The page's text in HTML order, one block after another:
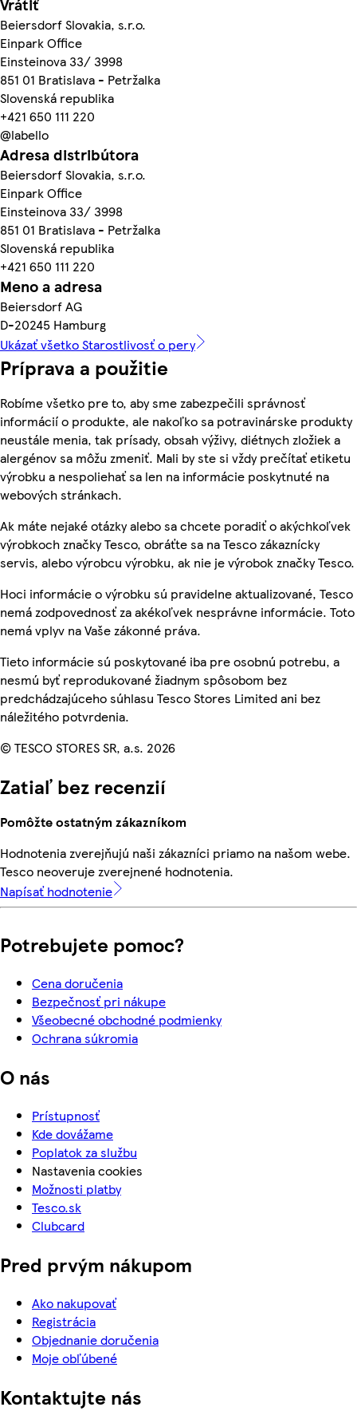
Vrátiť
Beiersdorf Slovakia, s.r.o.
Einpark Office
Einsteinova 33/ 3998
851 01 Bratislava - Petržalka
Slovenská republika
+421 650 111 220
@labello
Adresa distribútora
Beiersdorf Slovakia, s.r.o.
Einpark Office
Einsteinova 33/ 3998
851 01 Bratislava - Petržalka
Slovenská republika
+421 650 111 220
Meno a adresa
Beiersdorf AG
D-20245 Hamburg
Ukázať všetko Starostlivosť o pery
Príprava a použitie
Robíme všetko pre to, aby sme zabezpečili správnosť
informácií o produkte, ale nakoľko sa potravinárske produkty
neustále menia, tak prísady, obsah výživy, diétnych zložiek a
alergénov sa môžu zmeniť. Mali by ste si vždy prečítať etiketu
výrobku a nespoliehať sa len na informácie poskytnuté na
webových stránkach.
Ak máte nejaké otázky alebo sa chcete poradiť o akýchkoľvek
výrobkoch značky Tesco, obráťte sa na Tesco zákaznícky
servis, alebo výrobcu výrobku, ak nie je výrobok značky Tesco.
Hoci informácie o výrobku sú pravidelne aktualizované, Tesco
nemá zodpovednosť za akékoľvek nesprávne informácie. Toto
nemá vplyv na Vaše zákonné práva.
Tieto informácie sú poskytované iba pre osobnú potrebu, a
nesmú byť reprodukované žiadnym spôsobom bez
predchádzajúceho súhlasu Tesco Stores Limited ani bez
náležitého potvrdenia.
© TESCO STORES SR, a.s. 2026
Zatiaľ bez recenzií
Pomôžte ostatným zákazníkom
Hodnotenia zverejňujú naši zákazníci priamo na našom webe.
Tesco neoveruje zverejnené hodnotenia.
Napísať hodnotenie
Potrebujete pomoc?
Cena doručenia
Bezpečnosť pri nákupe
Všeobecné obchodné podmienky
Ochrana súkromia
O nás
Prístupnosť
Kde dovážame
Poplatok za službu
Nastavenia cookies
Možnosti platby
Tesco.sk
Clubcard
Pred prvým nákupom
Ako nakupovať
Registrácia
Objednanie doručenia
Moje obľúbené
Kontaktujte nás